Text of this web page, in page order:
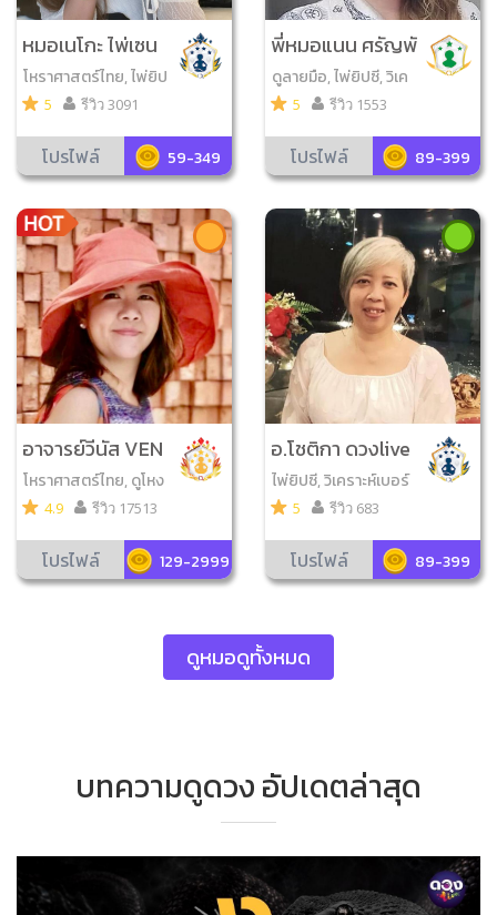
หมอเนโกะ ไพ่เซน
ส์สัมผัส
โหราศาสตร์ไทย, ไพ่ยิป
ซี, วิเคราะห์เบอร์มือถือ,
ตร์จีน, ดูเลขมงคล, ตั้ง
ชื่อมงคล
5 รีวิว 3091
โปรไฟล์ 59-349
พี่หมอแนน ศรัญพั
ทธ์
ดูลายมือ, ไพ่ยิปซี, วิเค
ราะห์เบอร์มือถือ, ไพ่ออ
นอร์มองด์, ดูลายเซ็น, ไ
พ่โชคดีมีสุข, ดูเลขมงค
หมชาติ, ตั้งชื่อมงคล
5 รีวิว 1553
โปรไฟล์ 89-399
อาจารย์วีนัส VEN
US
โหราศาสตร์ไทย, ดูโหง
วเฮ้ง, วิเคราะห์เบอร์มือ
กษ์มงคล, ดูเลขมงคล,
ไพ่ความรัก, สิบลัคนา, ไ
4.9 รีวิว 17513
โปรไฟล์ 129-2999
อ.โชติกา ดวงlive
ไพ่ยิปซี, วิเคราะห์เบอร์
มือถือ, ไพ่ป๊อก, กราฟชี
5 รีวิว 683
โปรไฟล์ 89-399
ดูหมอดูทั้งหมด
บทความดูดวง อัปเดตล่าสุด